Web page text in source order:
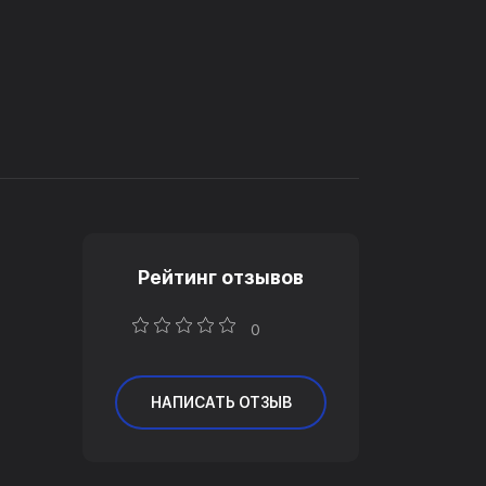
Рейтинг отзывов
0
НАПИСАТЬ ОТЗЫВ